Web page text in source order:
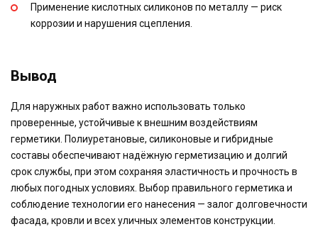
Применение кислотных силиконов по металлу — риск
коррозии и нарушения сцепления.
Вывод
Для наружных работ важно использовать только
проверенные, устойчивые к внешним воздействиям
герметики. Полиуретановые, силиконовые и гибридные
составы обеспечивают надёжную герметизацию и долгий
срок службы, при этом сохраняя эластичность и прочность в
любых погодных условиях. Выбор правильного герметика и
соблюдение технологии его нанесения — залог долговечности
фасада, кровли и всех уличных элементов конструкции.